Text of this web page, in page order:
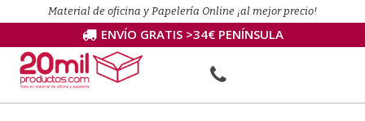
Material de oficina y Papelería Online ¡al mejor precio!
ENVÍO GRATIS >34€ PENÍNSULA